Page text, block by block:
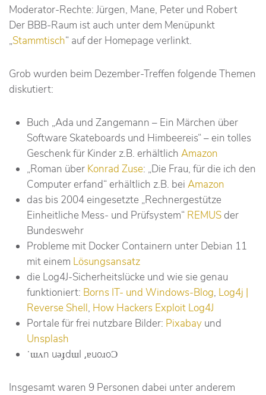
Moderator-Rechte: Jürgen, Mane, Peter und Robert
Der BBB-Raum ist auch unter dem Menüpunkt
„Stammtisch“ auf der Homepage verlinkt.
Grob wurden beim Dezember-Treffen folgende Themen
diskutiert:
Buch „Ada und Zangemann – Ein Märchen über
Software Skateboards und Himbeereis“ – ein tolles
Geschenk für Kinder z.B. erhältlich Amazon
„Roman über Konrad Zuse: „Die Frau, für die ich den
Computer erfand“ erhältlich z.B. bei Amazon
das bis 2004 eingesetzte „Rechnergestütze
Einheitliche Mess- und Prüfsystem“ REMUSder
Bundeswehr
Probleme mit Docker Containern unter Debian 11
mit einem Lösungsansatz
die Log4J-Sicherheitslücke und wie sie genau
funktioniert: Borns IT- und Windows-Blog, Log4j |
Reverse Shell, How Hackers Exploit Log4J
Portale für frei nutzbare Bilder: Pixabay und
Unsplash
˙ɯʌn uǝɟdɯI ⸲ɐuoɹoƆ
Insgesamt waren 9 Personen dabei unter anderem